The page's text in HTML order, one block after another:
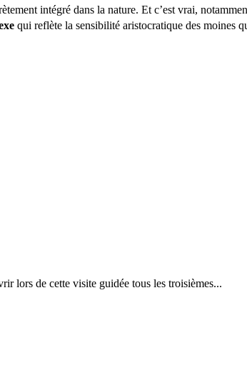
intégré dans la nature. Et c’est vrai,
qui reflète la sensibilité aristocratique des moines
lors de cette visite guidée tous les troisièmes...